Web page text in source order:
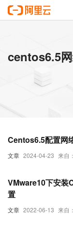
centos6.5
文章 2024-04-23 来自
Centos6.5配置网
文章 2022-06-13 来自
VMware10下安装
置